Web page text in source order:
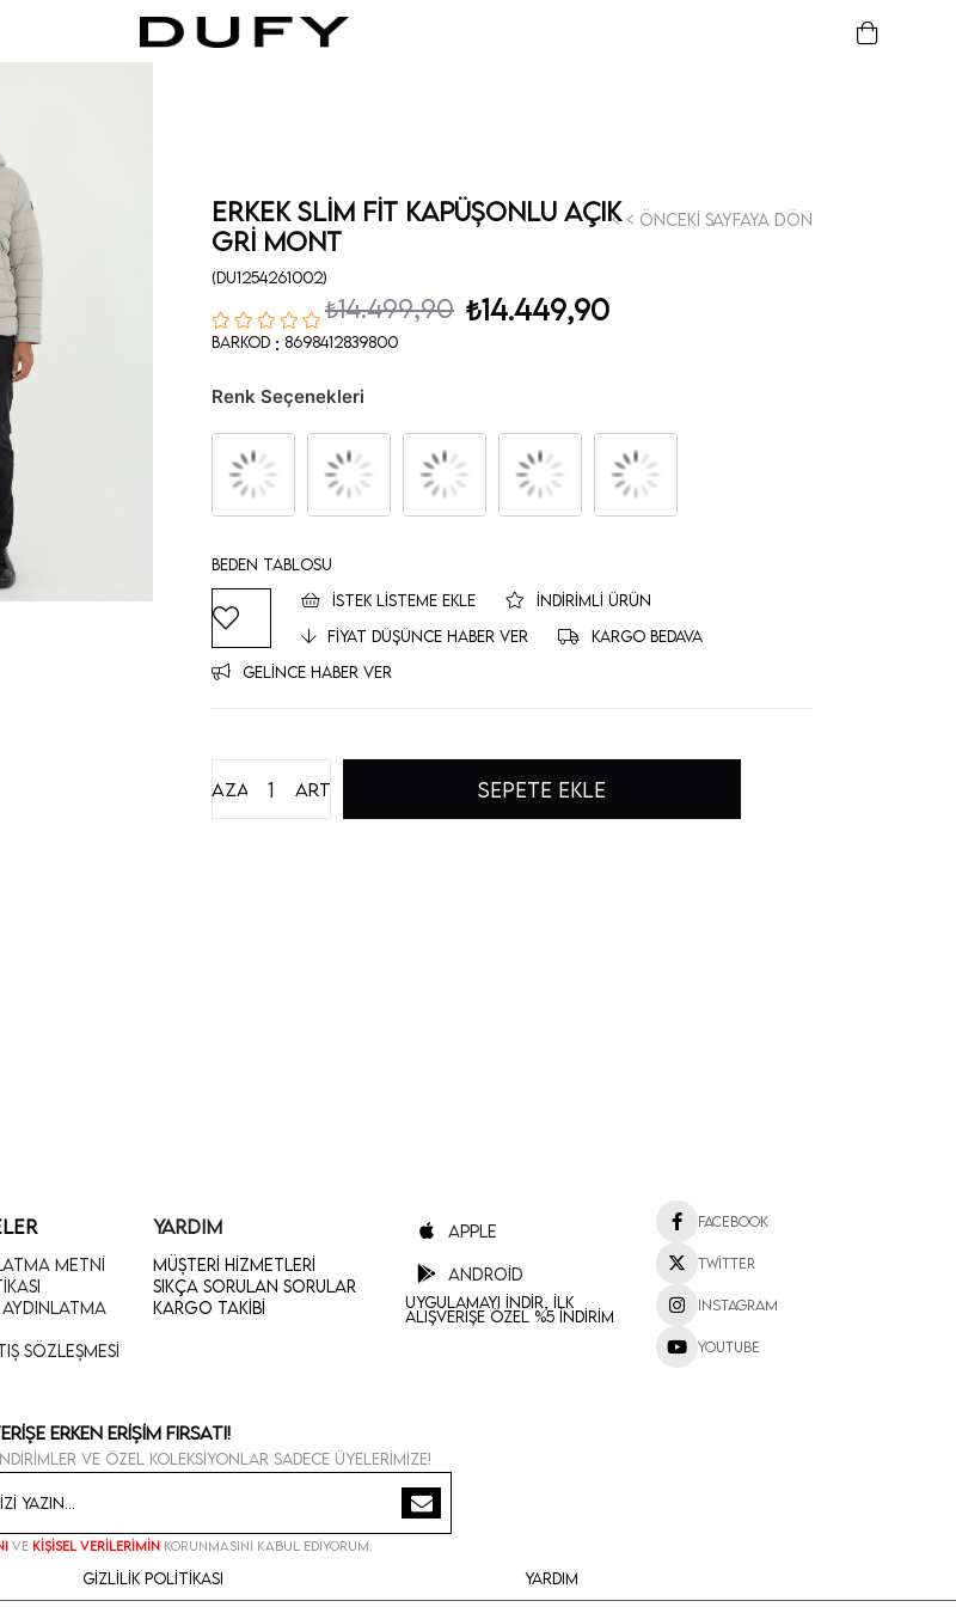
< < Önceki Sayfaya Dön
Erkek Slim Fit Kapüşonlu Açık
Gri Mont
(DU1254261002)
₺14.499,90 ₺14.449,90
Barkod : 8698412839800
Renk Seçenekleri
Beden Tablosu
İSTEK LISTEME EKLE
İNDIRIMLI ÜRÜN
FIYAT DÜŞÜNCE HABER VER
KARGO BEDAVA
GELINCE HABER VER
Artır
Azalt
Metni
Sözleşmesi
YARDIM
Müşteri Hizmetleri
Sıkça Sorulan Sorular
Kargo Takibi
Apple
Android
Uygulamayı İndir, İlk
Alışverişe Özel %5 İndirim
Facebook
Twitter
Instagram
Youtube
Erken Erişim Fırsatı!
ve özel koleksiyonlar sadece üyelerimize!
ve kişisel verilerimin korunmasını kabul ediyorum.
Gizlilik Politikası Yardım